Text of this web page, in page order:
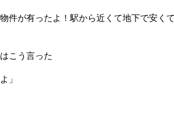
物件が有ったよ！駅から近くて地下で安く
こう言った
」